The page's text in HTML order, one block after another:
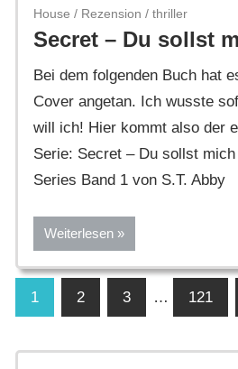
House / Rezension / thriller
Secret – Du sollst
Bei dem folgenden Buch hat
Cover angetan. Ich wusste
will ich! Hier kommt also der
Serie: Secret – Du sollst
Series Band 1 von S.T. Abby
Weiterlesen
1 2 3 … 121